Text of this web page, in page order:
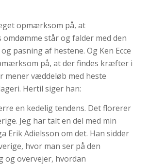
opmærksom på, at
står og falder med den
pasning af hestene. Og Ken Ecce
på, at der findes kræfter i
mener væddeløb med heste
Hertil siger han:
en kedelig tendens. Det florerer
Jeg har talt en del med min
Erik Adielsson om det. Han sidder
hvor man ser på den
og overvejer, hvordan